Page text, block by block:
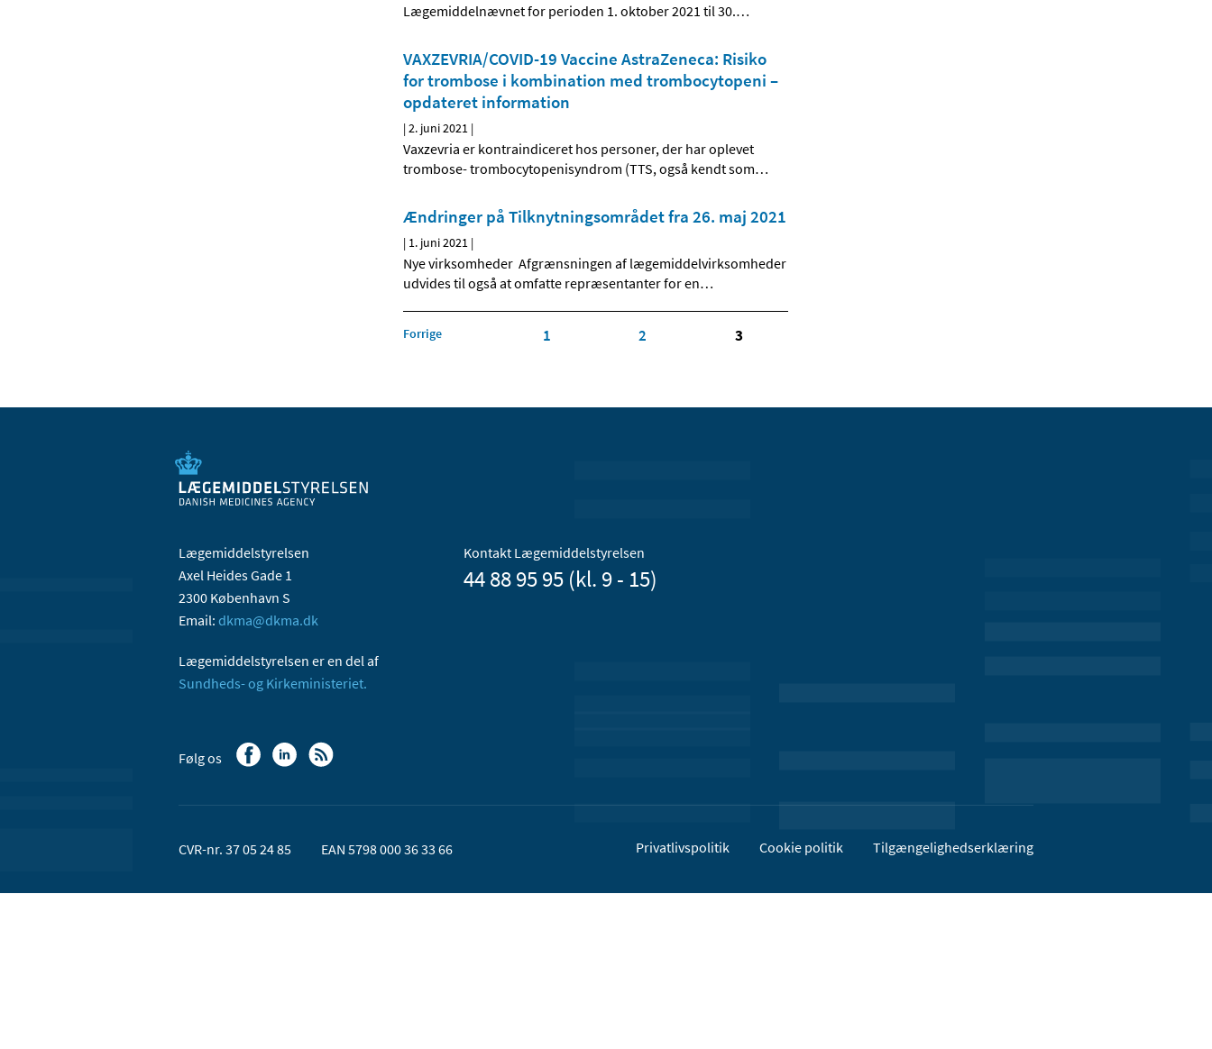
Lægemiddelnævnet for perioden 1. oktober 2021 til 30.…
VAXZEVRIA/COVID-19 Vaccine AstraZeneca: Risiko
for trombose i kombination med trombocytopeni –
opdateret information
|2. juni 2021 |
Vaxzevria er kontraindiceret hos personer, der har oplevet
trombose- trombocytopenisyndrom (TTS, også kendt som…
Ændringer på Tilknytningsområdet fra 26. maj 2021
| 1. juni 2021 |
Nye virksomheder Afgrænsningen af lægemiddelvirksomheder
udvides til også at omfatte repræsentanter for en…
Forrige 1 2 3
Lægemiddelstyrelsen
Axel Heides Gade 1
2300 København S
Email: dkma@dkma.dk
Lægemiddelstyrelsen er en del af
Sundheds- og Kirkeministeriet.
Kontakt Lægemiddelstyrelsen
44 88 95 95 (kl. 9 - 15)
Følg os
CVR-nr. 37 05 24 85 EAN 5798 000 36 33 66 Privatlivspolitik Cookie politik Tilgængelighedserklæring